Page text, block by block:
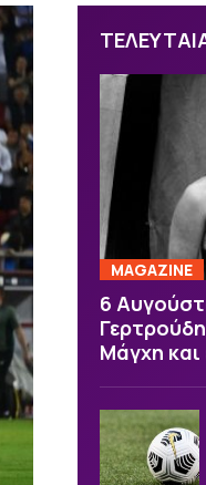
MAGAZINE
6
Μάγχη και